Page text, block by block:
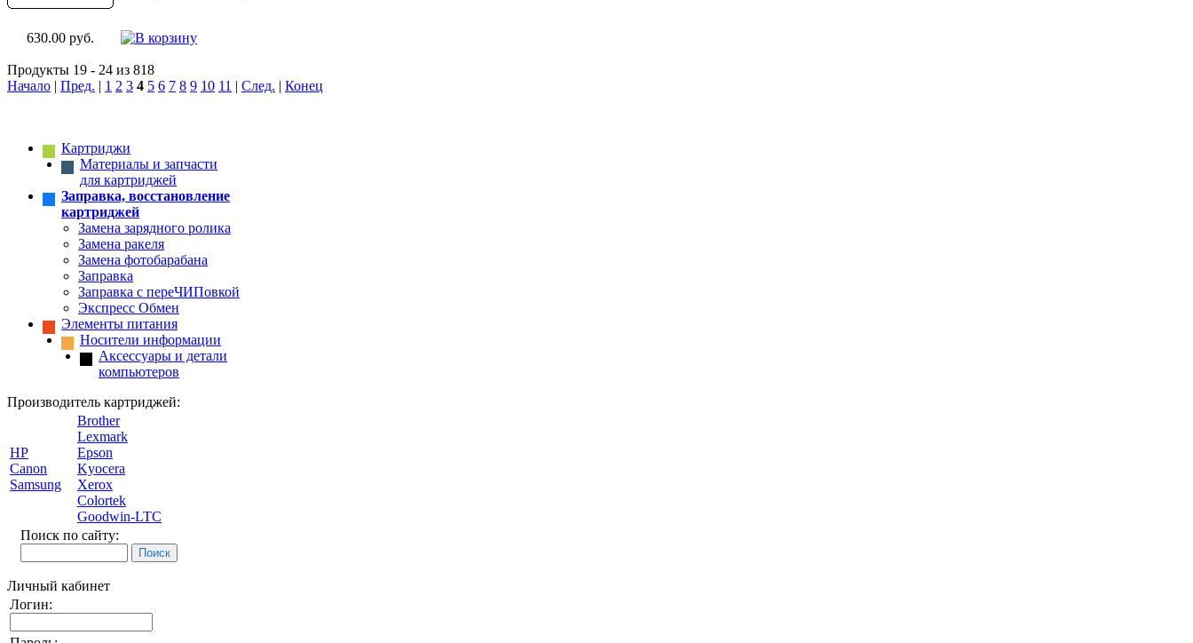
630.00 руб.
Продукты 19 - 24 из 818
Начало | Пред. | 1 2 3 4 5 6 7 8 9 10 11 | След. | Конец
Картриджи
Материалы и запчасти
для картриджей
Заправка, восстановление
картриджей
Замена зарядного ролика
Замена ракеля
Замена фотобарабана
Заправка
Заправка с переЧИПовкой
Экспресс Обмен
Элементы питания
Носители информации
Аксессуары и детали
компьютеров
Производитель картриджей:
HP
Canon
Samsung
Brother
Lexmark
Epson
Kyocera
Xerox
Colortek
Goodwin-LTC
Поиск по сайту:
Личный кабинет
Логин: